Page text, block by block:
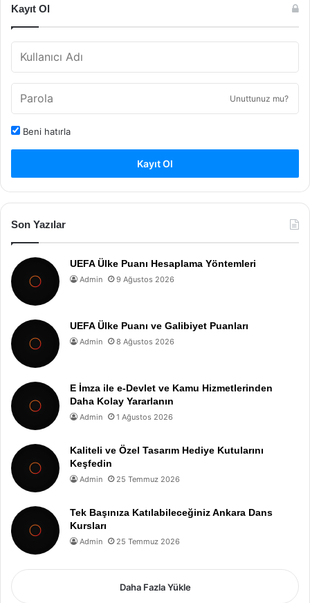
Kayıt Ol
Unuttunuz mu?
Beni hatırla
Kayıt Ol
Son Yazılar
UEFA Ülke Puanı Hesaplama Yöntemleri
Admin 9 Ağustos 2026
UEFA Ülke Puanı ve Galibiyet Puanları
Admin 8 Ağustos 2026
E İmza ile e-Devlet ve Kamu Hizmetlerinden
Daha Kolay Yararlanın
Admin 1 Ağustos 2026
Kaliteli ve Özel Tasarım Hediye Kutularını
Keşfedin
Admin 25 Temmuz 2026
Tek Başınıza Katılabileceğiniz Ankara Dans
Kursları
Admin 25 Temmuz 2026
Daha Fazla Yükle